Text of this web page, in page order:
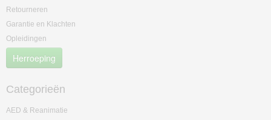
Retourneren
Garantie en Klachten
Opleidingen
Herroeping
Categorieën
AED & Reanimatie